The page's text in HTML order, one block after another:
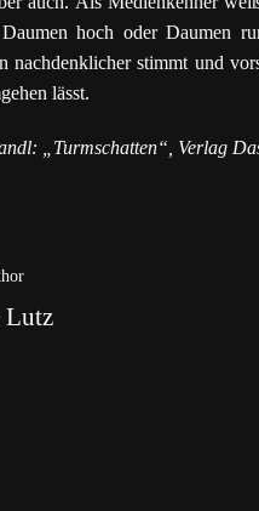
hoch oder Daumen
nachdenklicher stimmt und
lässt.
„Turmschatten“, Verlag
Lutz